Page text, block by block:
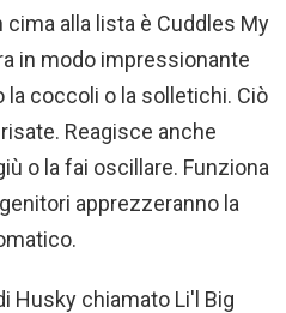
alla lista è Cuddles My
in modo impressionante
coccoli o la solletichi. Ciò
Reagisce anche
o la fai oscillare. Funziona
apprezzeranno la
Husky chiamato Li'l Big